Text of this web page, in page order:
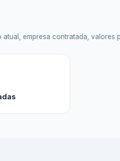
empresa contratada, valores